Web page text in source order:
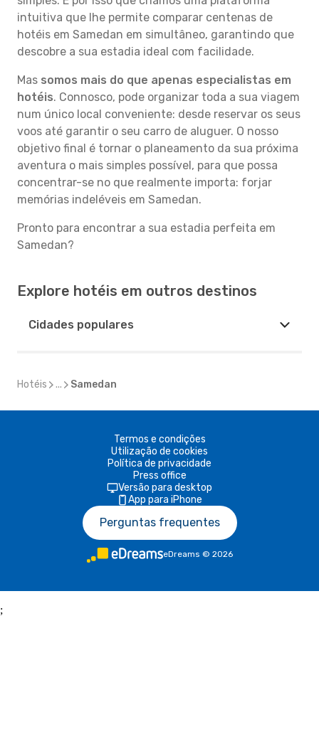
intuitiva que lhe permite comparar centenas de
hotéis em Samedan em simultâneo, garantindo que
descobre a sua estadia ideal com facilidade.
Mas somos mais do que apenas especialistas em
hotéis. Connosco, pode organizar toda a sua viagem
num único local conveniente: desde reservar os seus
voos até garantir o seu carro de aluguer. O nosso
objetivo final é tornar o planeamento da sua próxima
aventura o mais simples possível, para que possa
concentrar-se no que realmente importa: forjar
memórias indeléveis em Samedan.
Pronto para encontrar a sua estadia perfeita em
Samedan?
Explore hotéis em outros destinos
Cidades populares
Hotéis ... Samedan
Termos e condições
Utilização de cookies
Política de privacidade
Press office
Versão para desktop
App para iPhone
Perguntas frequentes
eDreams © 2026
;